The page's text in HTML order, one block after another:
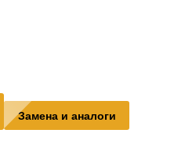
Замена и аналоги